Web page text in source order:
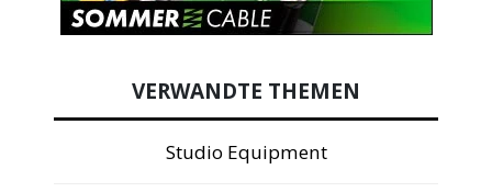
VERWANDTE THEMEN
Studio Equipment